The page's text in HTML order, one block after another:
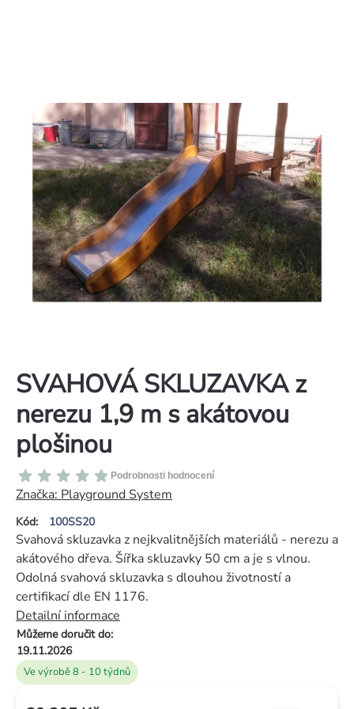
SVAHOVÁ SKLUZAVKA z
nerezu 1,9 m s akátovou
plošinou
Kód: 100SS20
Průměrné
hodnocení
produktu
je
0,0
z
hvězdiček.
Podrobnosti hodnocení
Značka: Playground System
Ve výrobě 8 - 10 týdnů
Můžeme doručit do:
19.11.2026
Svahová skluzavka z nejkvalitnějších materiálů - nerezu a
akátového dřeva. Šířka skluzavky 50 cm a je s vlnou.
Odolná svahová skluzavka s dlouhou životností a
certifikací dle EN 1176.
Detailní informace